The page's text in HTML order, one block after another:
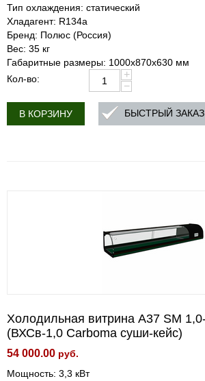
Тип охлаждения: статический
Хладагент: R134a
Бренд: Полюс (Россия)
Вес: 35 кг
Габаритные размеры: 1000х870х630 мм
Кол-во:
+
−
В КОРЗИНУ БЫСТРЫЙ ЗАКАЗ
Холодильная витрина A37 SM
(ВХСв-1,0 Carboma суши-кейс)
54 000.00 руб.
Мощность: 3,3 кВт